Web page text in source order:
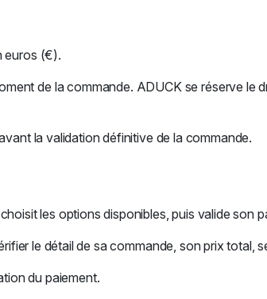
euros (€).
de la commande. ADUCK se réserve
la validation définitive de la commande.
les options disponibles, puis valide son
le détail de sa commande, son prix total,
du paiement.